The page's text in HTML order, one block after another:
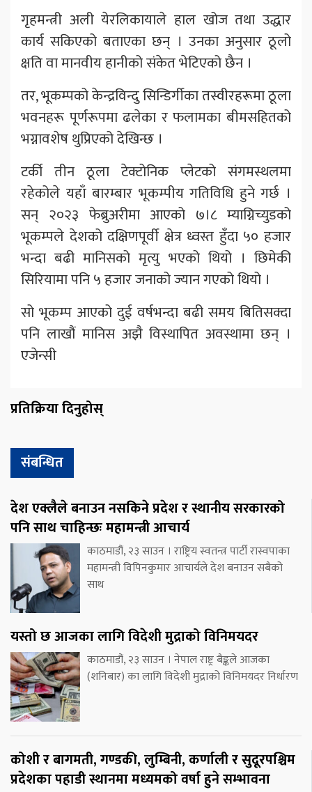
गृहमन्त्री अली येरलिकायाले हाल खोज तथा उद्धार
कार्य सकिएको बताएका छन् । उनका अनुसार ठूलो
क्षति वा मानवीय हानीको संकेत भेटिएको छैन ।
तर, भूकम्पको केन्द्रविन्दु सिन्डिर्गीका तस्वीरहरूमा ठूला
भवनहरू पूर्णरूपमा ढलेका र फलामका बीमसहितको
भग्नावशेष थुप्रिएको देखिन्छ ।
टर्की तीन ठूला टेक्टोनिक प्लेटको संगमस्थलमा
रहेकोले यहाँ बारम्बार भूकम्पीय गतिविधि हुने गर्छ ।
सन् २०२३ फेब्रुअरीमा आएको ७।८ म्याग्निच्युडको
भूकम्पले देशको दक्षिणपूर्वी क्षेत्र ध्वस्त हुँदा ५० हजार
भन्दा बढी मानिसको मृत्यु भएको थियो । छिमेकी
सिरियामा पनि ५ हजार जनाको ज्यान गएको थियो ।
सो भूकम्प आएको दुई वर्षभन्दा बढी समय बितिसक्दा
पनि लाखौं मानिस अझै विस्थापित अवस्थामा छन् ।
एजेन्सी
प्रतिक्रिया दिनुहोस्
संबन्धित
देश एक्लैले बनाउन नसकिने प्रदेश र स्थानीय सरकारको
पनि साथ चाहिन्छः महामन्त्री आचार्य
काठमाडौं, २३ साउन । राष्ट्रिय स्वतन्त्र पार्टी रास्वपाका
महामन्त्री विपिनकुमार आचार्यले देश बनाउन सबैको
साथ
यस्तो छ आजका लागि विदेशी मुद्राको विनिमयदर
काठमाडौं, २३ साउन । नेपाल राष्ट्र बैङ्कले आजका
(शनिबार) का लागि विदेशी मुद्राको विनिमयदर निर्धारण
कोशी र बागमती, गण्डकी, लुम्बिनी, कर्णाली र सुदूरपश्चिम
प्रदेशका पहाडी स्थानमा मध्यमको वर्षा हुने सम्भावना